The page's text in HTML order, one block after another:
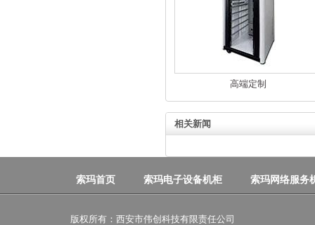
高端定制
相关新闻
索玛首页 索玛电子设备机柜 索玛网络服务
版权所有：西安市伟创科技有限责任公司